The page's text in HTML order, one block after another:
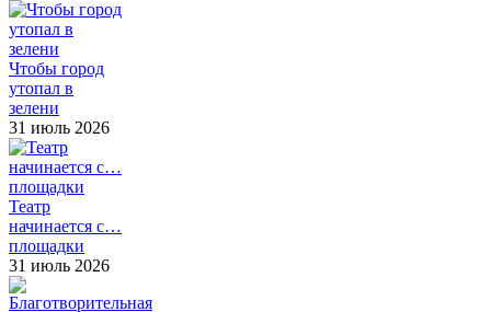
Чтобы город
утопал в
зелени
31 июль 2026
Театр
начинается с…
площадки
31 июль 2026